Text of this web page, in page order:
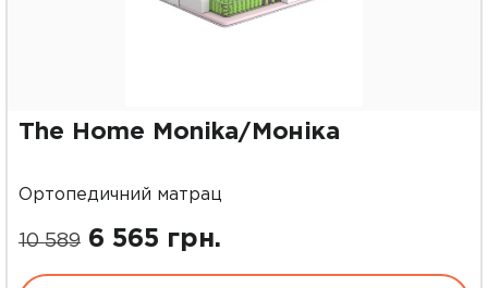
The Home Monika/Моніка
Ортопедичний матрац
10 589 6 565 грн.